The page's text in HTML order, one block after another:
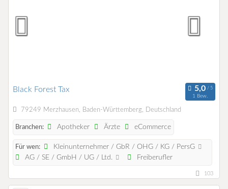
Black Forest Tax
1 Bew.
79249 Merzhausen, Baden-Württemberg, Deutschland
Branchen: Apotheker Ärzte eCommerce
Für wen:
Kleinunternehmer / GbR / OHG / KG / PersG
AG / SE / GmbH / UG / Ltd.
Freiberufler
103